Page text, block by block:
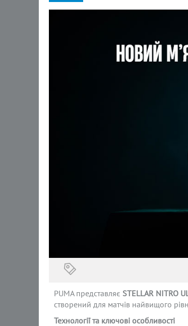
PUMA представляє STELLAR NITRO
створений для матчів найвищого
Технології та ключові особливості